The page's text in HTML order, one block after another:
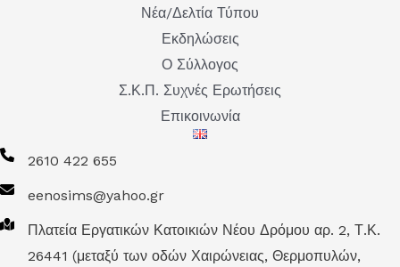
Νέα/Δελτία Τύπου
Εκδηλώσεις
Ο Σύλλογος
Σ.Κ.Π. Συχνές Ερωτήσεις
Επικοινωνία
2610 422 655
eenosims@yahoo.gr
Πλατεία Εργατικών Κατοικιών Νέου Δρόμου αρ. 2, Τ.Κ.
26441 (μεταξύ των οδών Χαιρώνειας, Θερμοπυλών,